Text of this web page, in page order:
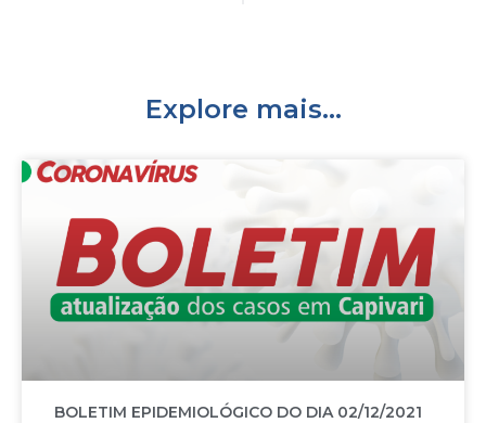
Explore mais...
BOLETIM EPIDEMIOLÓGICO DO DIA 02/12/2021